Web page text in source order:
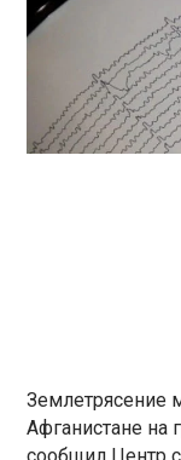
Землетрясение
Афганистане на